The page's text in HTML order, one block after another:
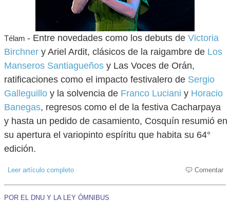
Télam - Entre novedades como los debuts de Victoria
Birchner y Ariel Ardit, clásicos de la raigambre de Los
Manseros Santiagueños y Las Voces de Orán,
ratificaciones como el impacto festivalero de Sergio
Galleguillo y la solvencia de Franco Luciani y Horacio
Banegas, regresos como el de la festiva Cacharpaya
y hasta un pedido de casamiento, Cosquín resumió en
su apertura el variopinto espíritu que habita su 64°
edición.
Leer artículo completo Comentar
POR EL DNU Y LA LEY ÓMNIBUS